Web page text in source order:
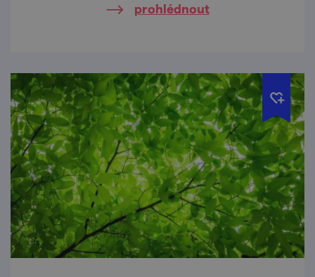
přežití našich předků.
prohlédnout